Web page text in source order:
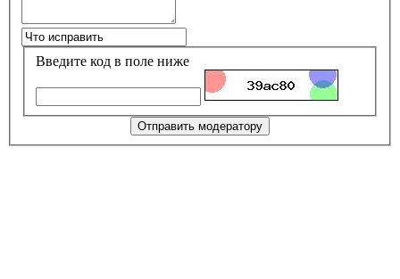
Введите код в поле ниже
Отправить модератору